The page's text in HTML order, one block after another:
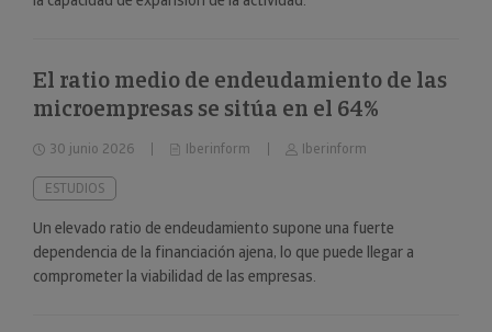
El ratio medio de endeudamiento de las
microempresas se sitúa en el 64%
30 junio 2026 Iberinform Iberinform
ESTUDIOS
Un elevado ratio de endeudamiento supone una fuerte
dependencia de la financiación ajena, lo que puede llegar a
comprometer la viabilidad de las empresas.